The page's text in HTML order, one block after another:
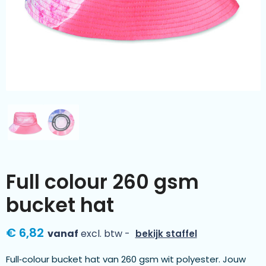
Kleding & textiel
Duurzamere geschenken
Meer categorieën
Zomer
Sinterklaas
Full colour 260 gsm
bucket hat
€ 6,82 vanaf excl. btw - bekijk staffel
Full‑colour bucket hat van 260 gsm wit polyester. Jouw